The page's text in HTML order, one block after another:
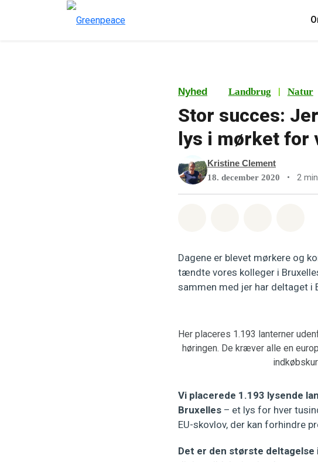
Nyhed Landbrug | Natur
Stor succes:
lys i mørket for
Kristine Clement
18. december 2020 • 2
Dagene er blevet mørkere og
tændte vores kolleger i
sammen med jer har deltaget i
Her placeres 1.193 lanterner
høringen. De kræver alle en
Vi placerede 1.193 lysende
Bruxelles – et lys for hver
EU-skovlov, der kan forhindre
Det er den største deltagelse